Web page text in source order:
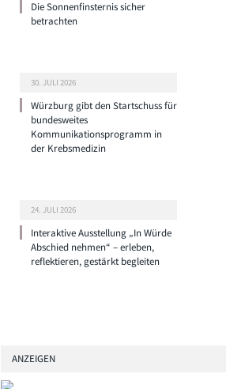
Die Sonnenfinsternis sicher
betrachten
30. JULI 2026
Würzburg gibt den Startschuss für
bundesweites
Kommunikationsprogramm in
der Krebsmedizin
24. JULI 2026
Interaktive Ausstellung „In Würde
Abschied nehmen“ – erleben,
reflektieren, gestärkt begleiten
ANZEIGEN